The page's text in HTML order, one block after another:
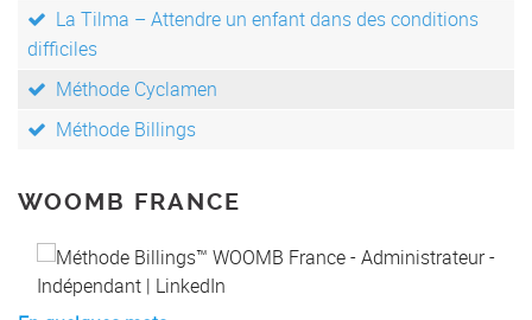
La Tilma – Attendre un enfant dans des conditions
difficiles
Méthode Cyclamen
Méthode Billings
WOOMB FRANCE